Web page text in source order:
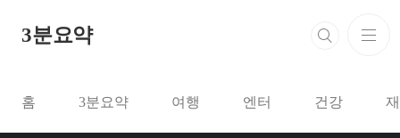
3분요약
홈 3분요약 여행 엔터 건강